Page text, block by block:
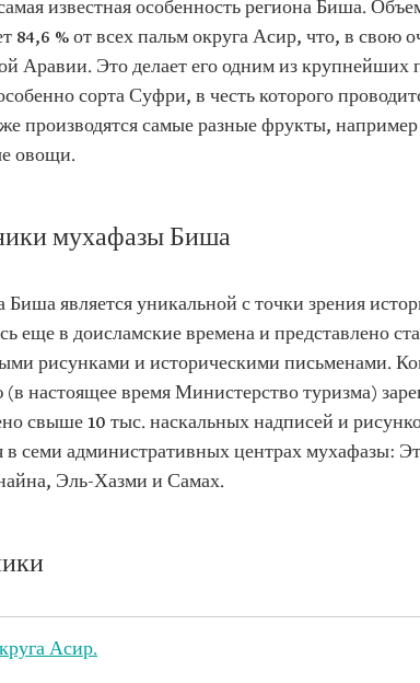
известная особенность региона Биша.
84,6 % от всех пальм округа Асир, что, в свою
Аравии. Это делает его одним из
сорта Суфри, в честь которого
производятся самые разные фрукты, например
овощи.
мухафазы Биша
является уникальной с точки зрения
еще в доисламские времена и представлено
рисунками и историческими письменами.
настоящее время Министерство туризма)
свыше 10 тыс. наскальных надписей и
в семи административных центрах мухафазы:
Эль-Хазми и Самах.
Асир.